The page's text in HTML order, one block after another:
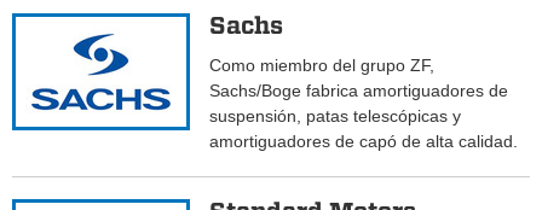
Sachs
Como miembro del grupo ZF,
Sachs/Boge fabrica amortiguadores de
suspensión, patas telescópicas y
amortiguadores de capó de alta calidad.